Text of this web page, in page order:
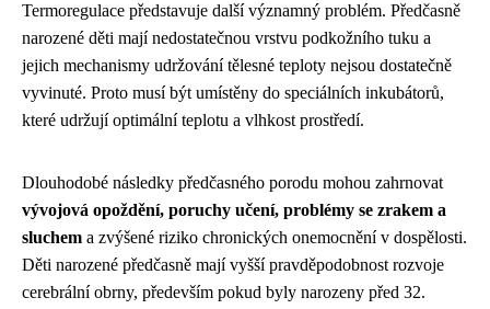
Termoregulace představuje další významný problém. Předčasně
narozené děti mají nedostatečnou vrstvu podkožního tuku a
jejich mechanismy udržování tělesné teploty nejsou dostatečně
vyvinuté. Proto musí být umístěny do speciálních inkubátorů,
které udržují optimální teplotu a vlhkost prostředí.
Dlouhodobé následky předčasného porodu mohou zahrnovat
vývojová opoždění, poruchy učení, problémy se zrakem a
sluchem a zvýšené riziko chronických onemocnění v dospělosti.
Děti narozené předčasně mají vyšší pravděpodobnost rozvoje
cerebrální obrny, především pokud byly narozeny před 32.